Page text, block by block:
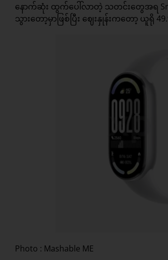
နောက်ဆုံး ထွက်ပေါ်လာတဲ့ သတင်းတွေအရ
သွားတော့မှာဖြစ်ပြီး ဈေးနှုန်းကတော့ ယူရို
Photo : Mashable ME